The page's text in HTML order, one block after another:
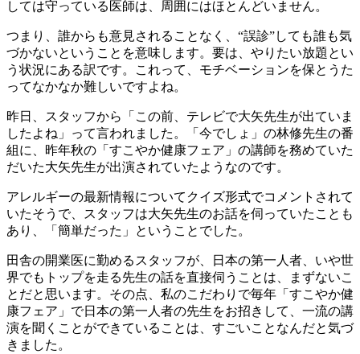
しては守っている医師は、周囲にはほとんどいません。
つまり、誰からも意見されることなく、“誤診”しても誰も気
づかないということを意味します。要は、やりたい放題とい
う状況にある訳です。これって、モチベーションを保とうた
ってなかなか難しいですよね。
昨日、スタッフから「この前、テレビで大矢先生が出ていま
したよね」って言われました。「今でしょ」の林修先生の番
組に、昨年秋の「すこやか健康フェア」の講師を務めていた
だいた大矢先生が出演されていたようなのです。
アレルギーの最新情報についてクイズ形式でコメントされて
いたそうで、スタッフは大矢先生のお話を伺っていたことも
あり、「簡単だった」ということでした。
田舎の開業医に勤めるスタッフが、日本の第一人者、いや世
界でもトップを走る先生の話を直接伺うことは、まずないこ
とだと思います。その点、私のこだわりで毎年「すこやか健
康フェア」で日本の第一人者の先生をお招きして、一流の講
演を聞くことができていることは、すごいことなんだと気づ
きました。